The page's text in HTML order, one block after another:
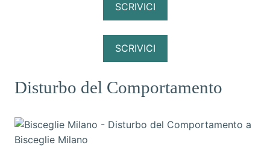
SCRIVICI
SCRIVICI
Disturbo del Comportamento